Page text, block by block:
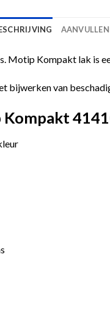
Motip Kompakt lak is
bijwerken van